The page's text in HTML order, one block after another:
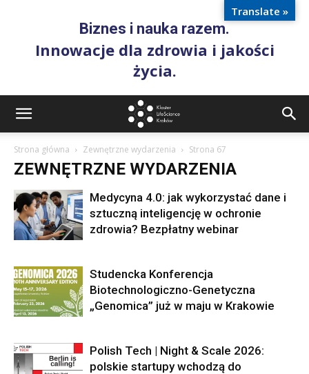
Biznes i nauka razem.
Innowacje dla zdrowia i jakości
życia.
Strona główna Zewnętrzne wydarzenia Strona 67
ZEWNĘTRZNE WYDARZENIA
Medycyna 4.0: jak wykorzystać dane i
sztuczną inteligencję w ochronie
zdrowia? Bezpłatny webinar
Studencka Konferencja
Biotechnologiczno-Genetyczna
„Genomica” już w maju w Krakowie
Polish Tech | Night & Scale 2026:
polskie startupy wchodzą do
Translate »